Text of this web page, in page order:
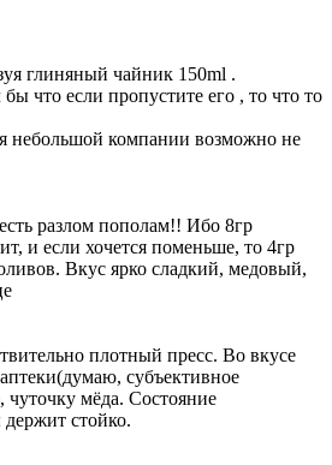
глиняный чайник 150ml .
что если пропустите его , то что то
небольшой компании возможно не
разлом пополам!! Ибо 8гр
и если хочется поменьше, то 4гр
Вкус ярко сладкий, медовый,
плотный пресс. Во вкусе
субъективное
чуточку мёда. Состояние
стойко.